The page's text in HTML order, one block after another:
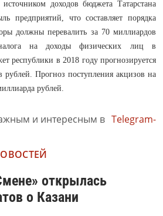
доходов бюджета Татарстана
предприятий, что составляет порядка
должны перевалить за 70 миллиардов
на доходы физических лиц в
республики в 2018 году прогнозируется
Прогноз поступления акцизов на
рублей.
и интересным в Telegram-
открылась
о Казани